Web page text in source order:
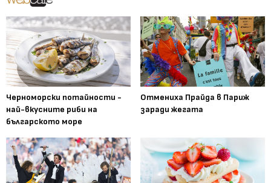
Черноморски потайности -
най-вкусните риби на
българското море
Отмениха Прайда в Париж
заради жегата